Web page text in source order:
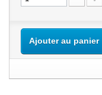
Ajouter au panier